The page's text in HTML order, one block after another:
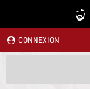
CONNEXION